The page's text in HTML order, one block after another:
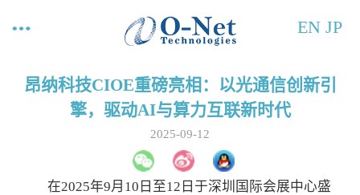
EN JP
昂纳科技CIOE重磅亮相：以光通信创新引
擎，驱动AI与算力互联新时代
2025-09-12
在2025年9月10日至12日于深圳国际会展中心盛